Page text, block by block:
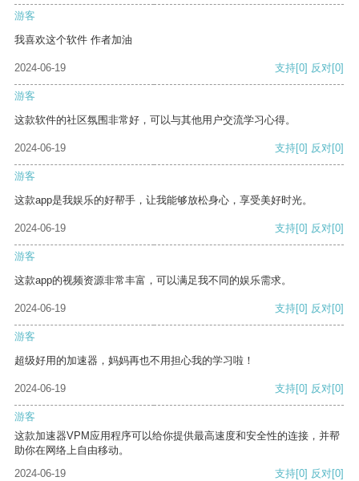
游客
我喜欢这个软件 作者加油
2024-06-19 支持[0] 反对[0]
游客
这款软件的社区氛围非常好，可以与其他用户交流学习心得。
2024-06-19 支持[0] 反对[0]
游客
这款app是我娱乐的好帮手，让我能够放松身心，享受美好时光。
2024-06-19 支持[0] 反对[0]
游客
这款app的视频资源非常丰富，可以满足我不同的娱乐需求。
2024-06-19 支持[0] 反对[0]
游客
超级好用的加速器，妈妈再也不用担心我的学习啦！
2024-06-19 支持[0] 反对[0]
游客
这款加速器VPM应用程序可以给你提供最高速度和安全性的连接，并帮
助你在网络上自由移动。
2024-06-19
支持[0] 反对[0]